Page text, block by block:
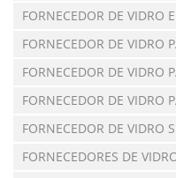
FORNECEDOR DE VIDRO
FORNECEDOR DE VIDRO
FORNECEDOR DE VIDRO
FORNECEDOR DE VIDRO
FORNECEDOR DE VIDRO
FORNECEDORES DE